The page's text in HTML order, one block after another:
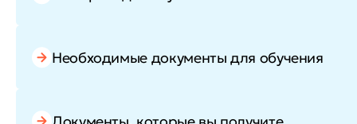
Необходимые документы для обучения